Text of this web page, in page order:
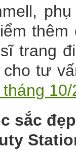
trang
cho tư
10/
sắc